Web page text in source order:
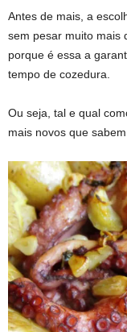
Antes de mais, a
sem pesar muito mais
porque é essa a
tempo de cozedura.
Ou seja, tal e qual
mais novos que